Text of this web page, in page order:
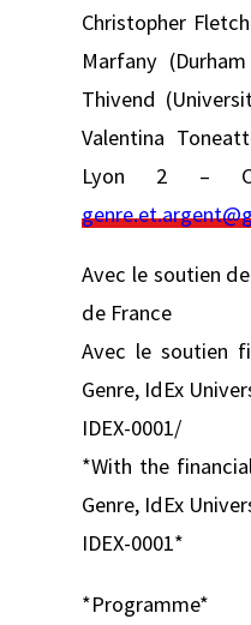
Christopher
Marfany
Thivend
Valentina
Lyon 2 –
Avec le soutien
de France
Avec le soutien
Genre, IdEx
IDEX-0001/
*With the
Genre, IdEx
IDEX-0001*
*Programme*